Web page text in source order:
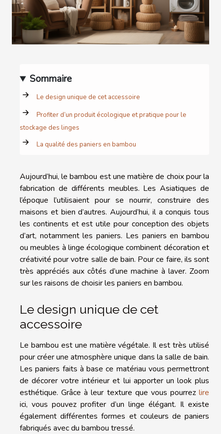
Sommaire
Le design unique de cet accessoire
Profiter d’un produit écologique et pratique pour le
stockage des linges
La qualité des paniers en bambou
Aujourd’hui, le bambou est une matière de choix pour la
fabrication de différents meubles. Les Asiatiques de
l’époque l’utilisaient pour se nourrir, construire des
maisons et bien d’autres. Aujourd’hui, il a conquis tous
les continents et est utile pour conception des objets
d’art, notamment les paniers. Les paniers en bambou
ou meubles à linge écologique combinent décoration et
créativité pour votre salle de bain. Pour ce faire, ils sont
très appréciés aux côtés d’une machine à laver. Zoom
sur les raisons de choisir les paniers en bambou.
Le design unique de cet
accessoire
Le bambou est une matière végétale. Il est très utilisé
pour créer une atmosphère unique dans la salle de bain.
Les paniers faits à base ce matériau vous permettront
de décorer votre intérieur et lui apporter un look plus
esthétique. Grâce à leur texture que vous pourrez lire
ici, vous pouvez profiter d’un linge élégant. Il existe
également différentes formes et couleurs de paniers
fabriqués avec du bambou tressé.